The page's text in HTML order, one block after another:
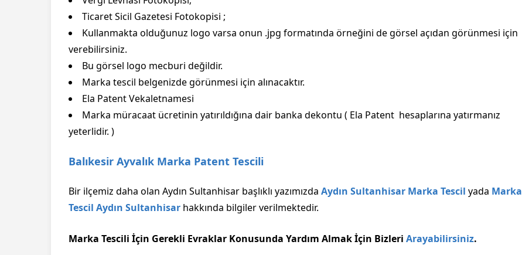
Ticaret Sicil Gazetesi Fotokopisi ;
Kullanmakta olduğunuz logo varsa onun .jpg formatında örneğini de görsel açıdan görünmesi için
verebilirsiniz.
Bu görsel logo mecburi değildir.
Marka tescil belgenizde görünmesi için alınacaktır.
Ela Patent Vekaletnamesi
Marka müracaat ücretinin yatırıldığına dair banka dekontu ( Ela Patent hesaplarına yatırmanız
yeterlidir. )
Balıkesir Ayvalık Marka Patent Tescili
Bir ilçemiz daha olan Aydın Sultanhisar başlıklı yazımızda Aydın Sultanhisar Marka Tescil yada Marka
Tescil Aydın Sultanhisar hakkında bilgiler verilmektedir.
Marka Tescili İçin Gerekli Evraklar Konusunda Yardım Almak İçin Bizleri Arayabilirsiniz.